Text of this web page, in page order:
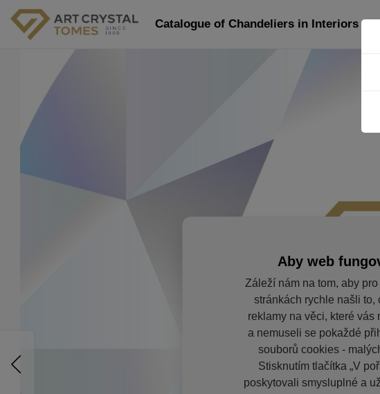
Catalogue of Chandeliers in Interiors
Aby web
Záleží nám na tom, aby
stránkách rychle našli
reklamy na věci, které
a nemuseli se pokaždé
souborů cookies -
Stisknutím tlačítka „V
poskytovali smysluplné a